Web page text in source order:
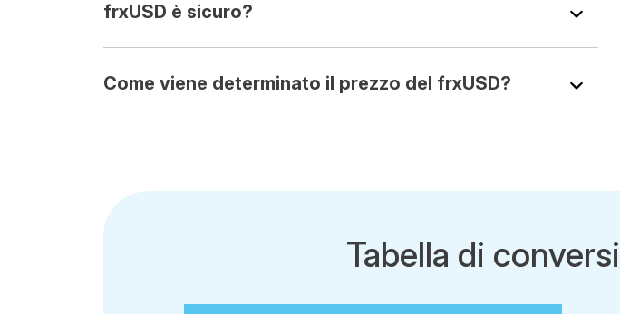
frxUSD è sicuro?
Come viene determinato il prezzo del frxUSD?
Tabella di